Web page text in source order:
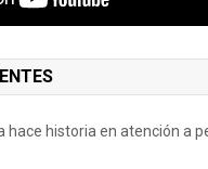
hace historia en atención a